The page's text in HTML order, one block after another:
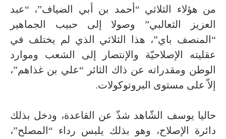
من هؤلاء الثلاثي “أحمد بن أبي الضياف”، “عبد
العزيز الثعالبي” وصولا إلى حبيب الجماهير
“المنصف باي”، هذا الثلاثي الذي لم يختلف في
عقليته الإصلاحيّة والإنتصار إلى الشعب وموارد
الوطن ومقدراته عن ذاك الثائر “علي بن غذاهم”،
إلاّ على مستوى البروتوكولات.
حاليا يوسف الشّاهد شذّ عن القاعدة، ودخل بذلك
دائرة الإصلاح، وهو بذلك يلبس رداء “المصلح”،